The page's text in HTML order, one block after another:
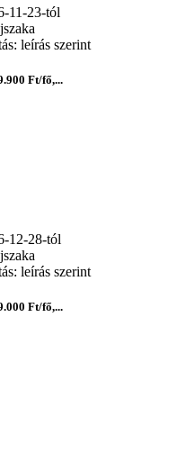
11-23-tól
leírás szerint
Ft/fő,...
12-28-tól
leírás szerint
Ft/fő,...